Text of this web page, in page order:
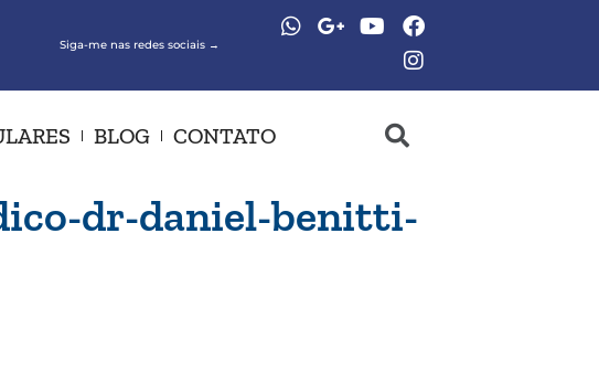
Siga-me nas redes sociais →
BLOG CONTATO
dr-daniel-benitti-